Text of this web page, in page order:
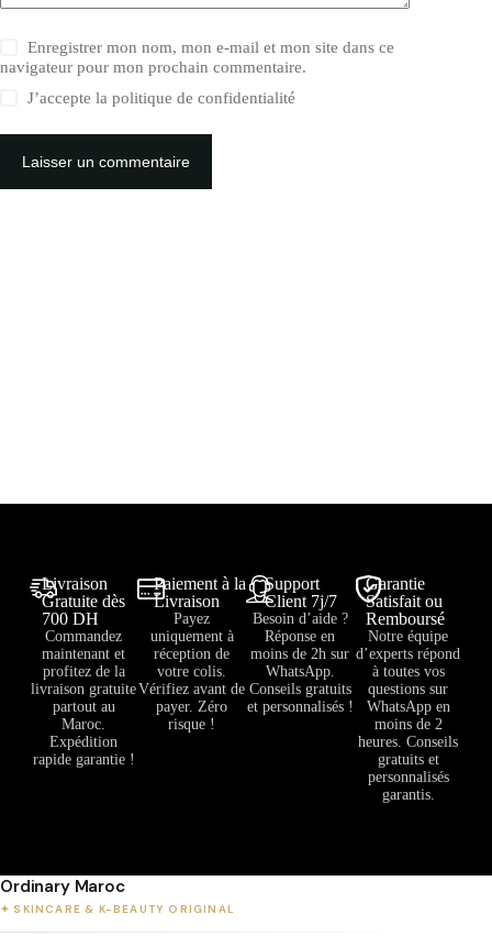
Enregistrer mon nom, mon e-mail et mon site dans ce
navigateur pour mon prochain commentaire.
J’accepte lapolitique de confidentialité
Laisser un commentaire
Livraison
Gratuite dès
700 DH
Commandez
maintenant et
profitez de la
livraison gratuite
partout au
Maroc.
Expédition
rapide garantie !
Paiement à la
Livraison
Payez
uniquement à
réception de
votre colis.
Vérifiez avant de
payer. Zéro
risque !
Support
Client 7j/7
Besoin d’aide ?
Réponse en
moins de 2h sur
WhatsApp.
Conseils gratuits
et personnalisés !
Garantie
Satisfait ou
Remboursé
Notre équipe
d’experts répond
à toutes vos
questions sur
WhatsApp en
moins de 2
heures. Conseils
gratuits et
personnalisés
garantis.
Ordinary Maroc
✦ SKINCARE & K-BEAUTY ORIGINAL